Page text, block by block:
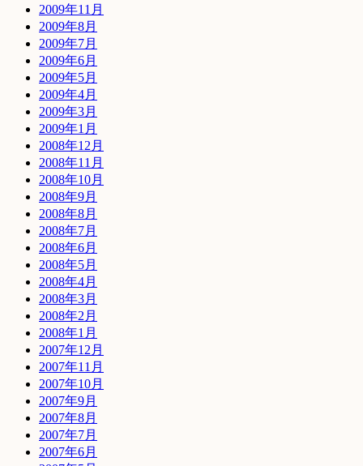
2009年11月
2009年8月
2009年7月
2009年6月
2009年5月
2009年4月
2009年3月
2009年1月
2008年12月
2008年11月
2008年10月
2008年9月
2008年8月
2008年7月
2008年6月
2008年5月
2008年4月
2008年3月
2008年2月
2008年1月
2007年12月
2007年11月
2007年10月
2007年9月
2007年8月
2007年7月
2007年6月